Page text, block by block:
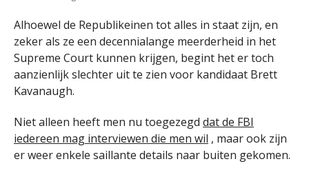
Alhoewel de Republikeinen tot alles in staat zijn, en
zeker als ze een decennialange meerderheid in het
Supreme Court kunnen krijgen, begint het er toch
aanzienlijk slechter uit te zien voor kandidaat Brett
Kavanaugh.
Niet alleen heeft men nu toegezegd dat de FBI
iedereen mag interviewen die men wil , maar ook zijn
er weer enkele saillante details naar buiten gekomen.